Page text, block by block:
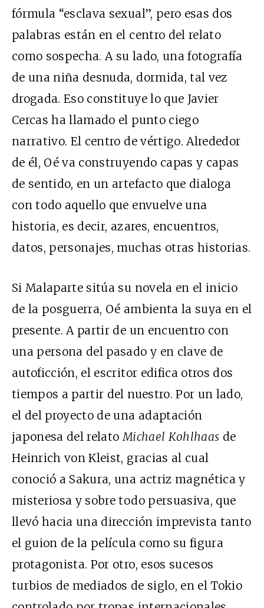
fórmula “esclava sexual”, pero esas dos
palabras están en el centro del relato
como sospecha. A su lado, una fotografía
de una niña desnuda, dormida, tal vez
drogada. Eso constituye lo que Javier
Cercas ha llamado el punto ciego
narrativo. El centro de vértigo. Alrededor
de él, Oé va construyendo capas y capas
de sentido, en un artefacto que dialoga
con todo aquello que envuelve una
historia, es decir, azares, encuentros,
datos, personajes, muchas otras historias.
Si Malaparte sitúa su novela en el inicio
de la posguerra, Oé ambienta la suya en el
presente. A partir de un encuentro con
una persona del pasado y en clave de
autoficción, el escritor edifica otros dos
tiempos a partir del nuestro. Por un lado,
el del proyecto de una adaptación
japonesa del relatoMichael Kohlhaas de
Heinrich von Kleist, gracias al cual
conoció a Sakura, una actriz magnética y
misteriosa y sobre todo persuasiva, que
llevó hacia una dirección imprevista tanto
el guion de la película como su figura
protagonista. Por otro, esos sucesos
turbios de mediados de siglo, en el Tokio